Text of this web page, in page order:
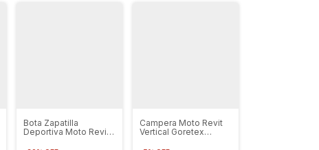
Bota Zapatilla
Deportiva Moto Revit
Campera Moto Revit
Vertical Goretex